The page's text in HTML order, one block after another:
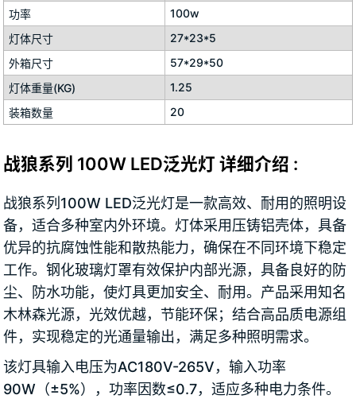
功率
100w
灯体尺寸
27*23*5
外箱尺寸
57*29*50
灯体重量(KG)
1.25
装箱数量
20
战狼系列 100W LED泛光灯 详细介绍 :
战狼系列100W LED泛光灯是一款高效、耐用的照明设
备，适合多种室内外环境。灯体采用压铸铝壳体，具备
优异的抗腐蚀性能和散热能力，确保在不同环境下稳定
工作。钢化玻璃灯罩有效保护内部光源，具备良好的防
尘、防水功能，使灯具更加安全、耐用。产品采用知名
木林森光源，光效优越，节能环保；结合高品质电源组
件，实现稳定的光通量输出，满足多种照明需求。
该灯具输入电压为AC180V-265V，输入功率
90W（±5%），功率因数≤0.7，适应多种电力条件。